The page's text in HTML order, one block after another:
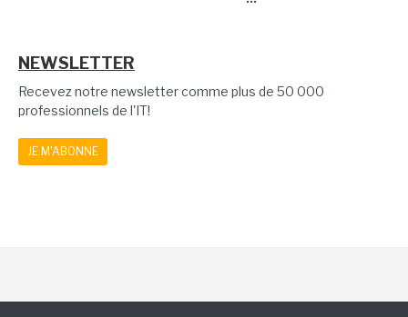
NEWSLETTER
Recevez notre newsletter comme plus de 50 000
professionnels de l'IT!
JE M'ABONNE